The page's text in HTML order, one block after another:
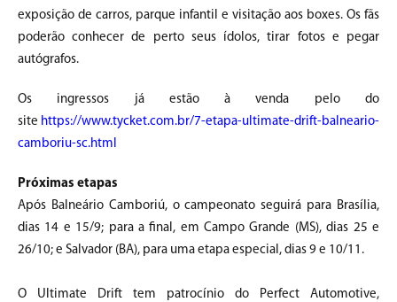
exposição de carros, parque infantil e visitação aos boxes. Os fãs
poderão conhecer de perto seus ídolos, tirar fotos e pegar
autógrafos.
Os ingressos já estão à venda pelo do
site https://www.tycket.com.br/7-etapa-ultimate-drift-balneario-
camboriu-sc.html
Próximas etapas
Após Balneário Camboriú, o campeonato seguirá para Brasília,
dias 14 e 15/9; para a final, em Campo Grande (MS), dias 25 e
26/10; e Salvador (BA), para uma etapa especial, dias 9 e 10/11.
O Ultimate Drift tem patrocínio do Perfect Automotive,